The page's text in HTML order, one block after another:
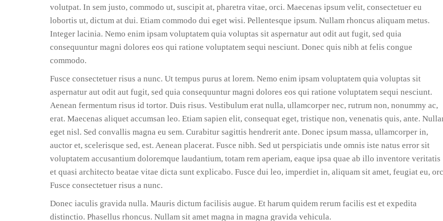
volutpat. In sem justo, commodo ut, suscipit at, pharetra vitae, orci. Maecenas ipsum velit, consectetuer eu
lobortis ut, dictum at dui. Etiam commodo dui eget wisi. Pellentesque ipsum. Nullam rhoncus aliquam metus.
Integer lacinia. Nemo enim ipsam voluptatem quia voluptas sit aspernatur aut odit aut fugit, sed quia
consequuntur magni dolores eos qui ratione voluptatem sequi nesciunt. Donec quis nibh at felis congue
commodo.
Fusce consectetuer risus a nunc. Ut tempus purus at lorem. Nemo enim ipsam voluptatem quia voluptas sit
aspernatur aut odit aut fugit, sed quia consequuntur magni dolores eos qui ratione voluptatem sequi nesciunt.
Aenean fermentum risus id tortor. Duis risus. Vestibulum erat nulla, ullamcorper nec, rutrum non, nonummy ac,
erat. Maecenas aliquet accumsan leo. Etiam sapien elit, consequat eget, tristique non, venenatis quis, ante.
eget nisl. Sed convallis magna eu sem. Curabitur sagittis hendrerit ante. Donec ipsum massa, ullamcorper in,
auctor et, scelerisque sed, est. Aenean placerat. Fusce nibh. Sed ut perspiciatis unde omnis iste natus error sit
voluptatem accusantium doloremque laudantium, totam rem aperiam, eaque ipsa quae ab illo inventore veritatis
et quasi architecto beatae vitae dicta sunt explicabo. Fusce dui leo, imperdiet in, aliquam sit amet, feugiat eu,
Fusce consectetuer risus a nunc.
Donec iaculis gravida nulla. Mauris dictum facilisis augue. Et harum quidem rerum facilis est et expedita
distinctio. Phasellus rhoncus. Nullam sit amet magna in magna gravida vehicula.